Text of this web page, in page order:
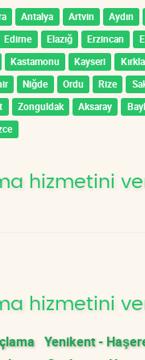
Antalya Artvin Aydın
Edirne
Elazığ Erzincan
Kastamonu
Kayseri
Niğde Ordu Rize
Zonguldak Aksaray
hizmetini
hizmetini
Yenikent -